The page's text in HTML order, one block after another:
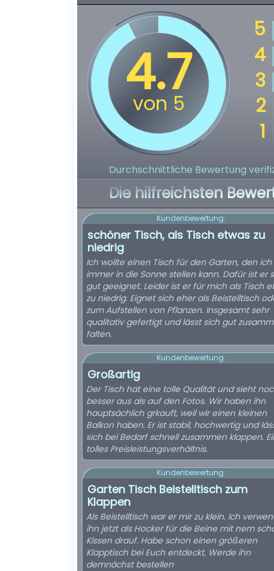
Durchschnittliche Bewertung
Die hilfreichsten
Kundenbewertung:
schöner Tisch, als Tisch etwas zu
niedrig
Ich wollte einen Tisch für den Garten, den ich
immer in die Sonne stellen kann. Dafür ist er
gut geeignet. Leider ist er für mich als Tisch
zu niedrig. Eignet sich eher als Beistelltisch
zum Aufstellen von Pflanzen. Insgesamt sehr
qualitativ gefertigt und lässt sich gut
falten.
Kundenbewertung:
Großartig
Der Tisch hat eine tolle Qualität und sieht
besser aus als auf den Fotos. Wir haben ihn
hauptsächlich grkauft, weil wir einen kleinen
Balkon haben. Er ist stabil, hochwertig und
sich bei Bedarf schnell zusammen klappen.
tolles Preisleistungsverhältnis.
Kundenbewertung:
Garten Tisch Beistelltisch zum
Klappen
Als Beistelltisch war er mir zu klein. Ich
ihn jetzt als Hocker für die Beine mit nem
Kissen drauf. Habe schon einen größeren
Klapptisch bei Euch entdeckt, Werde ihn
demnächst bestellen